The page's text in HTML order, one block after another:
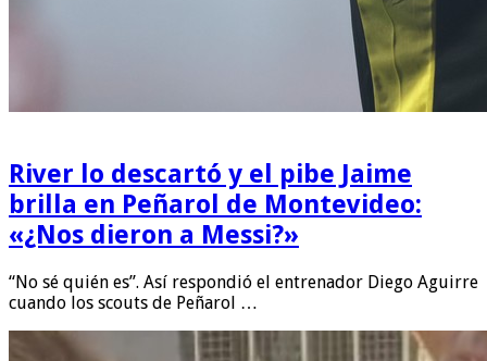
River lo descartó y el pibe Jaime
brilla en Peñarol de Montevideo:
«¿Nos dieron a Messi?»
“No sé quién es”. Así respondió el entrenador Diego Aguirre
cuando los scouts de Peñarol …